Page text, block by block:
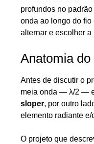
profundos no
onda ao longo do fio
alternar e escolher
Anatomia
Antes de discutir o
meia onda — λ/2 —
sloper, por outro
elemento radiante e/
O projeto que